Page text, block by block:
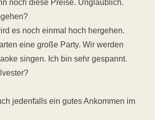
noch diese Preise. Unglaublich.
es noch einmal hoch hergehen.
eine große Party. Wir werden
singen. Ich bin sehr gespannt.
jedenfalls ein gutes Ankommen im